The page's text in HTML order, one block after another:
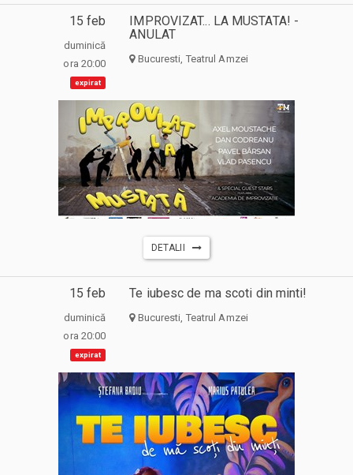
15 feb
duminică
ora 20:00
expirat
IMPROVIZAT... LA MUSTATA! -
ANULAT
Bucuresti, Teatrul Amzei
DETALII
15 feb
duminică
ora 20:00
expirat
Te iubesc de ma scoti din minti!
Bucuresti, Teatrul Amzei